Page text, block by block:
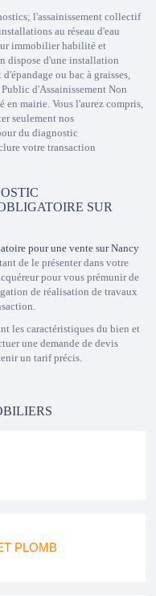
l'assainissement collectif
au réseau d'eau
immobilier habilité et
dispose d'une installation
ou bac à graisses,
d'Assainissement Non
en mairie. Vous l'aurez compris,
seulement nos
du diagnostic
votre transaction
SUR
pour une vente sur Nancy
de le présenter dans votre
pour vous prémunir de
de réalisation de travaux
les caractéristiques du bien et
une demande de devis
un tarif précis.
PLOMB